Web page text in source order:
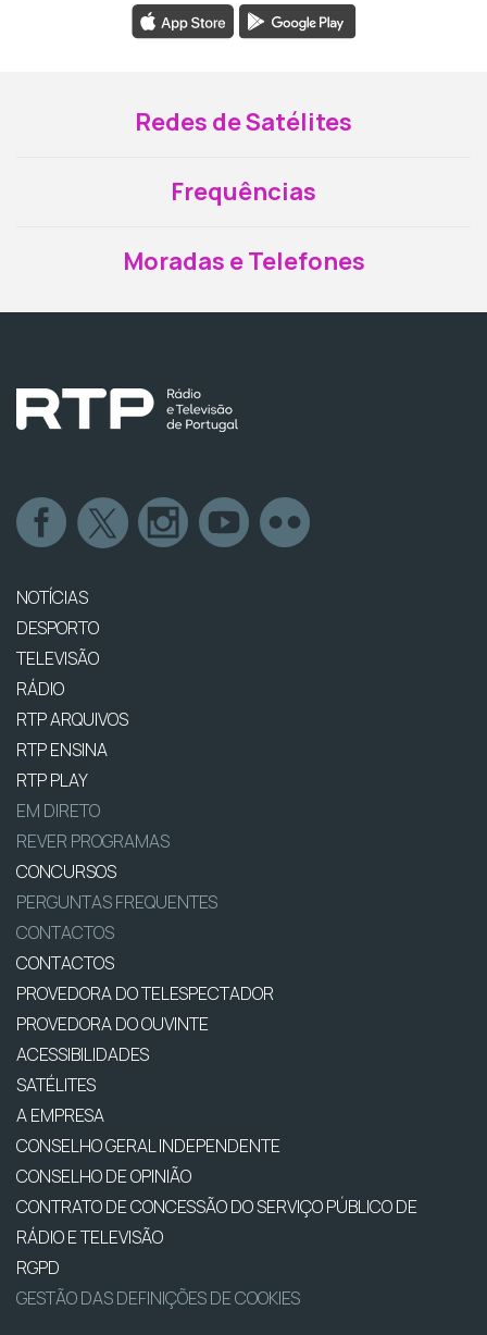
Redes de Satélites
Frequências
Moradas e Telefones
NOTÍCIAS
DESPORTO
TELEVISÃO
RÁDIO
RTP ARQUIVOS
RTP ENSINA
RTP PLAY
EM DIRETO
REVER PROGRAMAS
CONCURSOS
PERGUNTAS FREQUENTES
CONTACTOS
CONTACTOS
PROVEDORA DO TELESPECTADOR
PROVEDORA DO OUVINTE
ACESSIBILIDADES
SATÉLITES
A EMPRESA
CONSELHO GERAL INDEPENDENTE
CONSELHO DE OPINIÃO
CONTRATO DE CONCESSÃO DO SERVIÇO PÚBLICO DE
RÁDIO E TELEVISÃO
RGPD
GESTÃO DAS DEFINIÇÕES DE COOKIES